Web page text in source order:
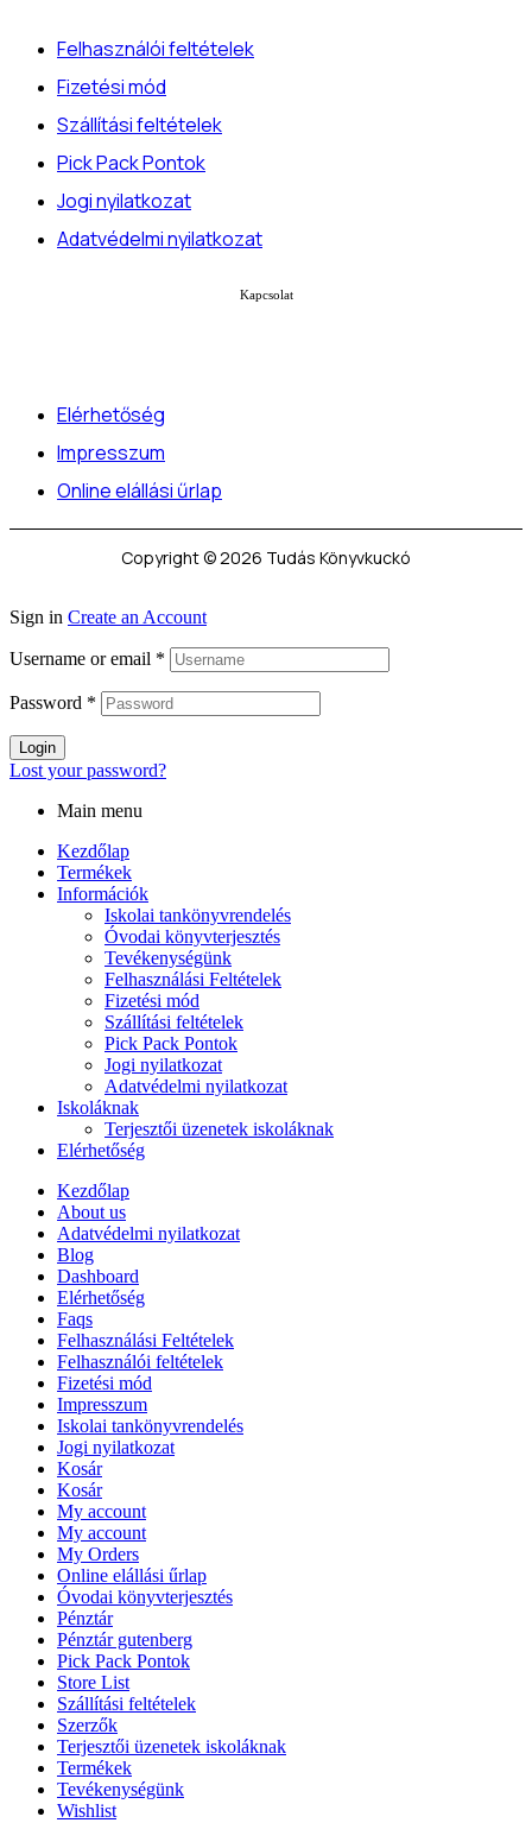
Felhasználói feltételek
Fizetési mód
Szállítási feltételek
Pick Pack Pontok
Jogi nyilatkozat
Adatvédelmi nyilatkozat
Kapcsolat
Elérhetőség
Impresszum
Online elállási űrlap
Copyright © 2026 Tudás Könyvkuckó
Sign in Create an Account
Username or email *
Password *
Login
Lost your password?
Main menu
Kezdőlap
Termékek
Információk
Iskolai tankönyvrendelés
Óvodai könyvterjesztés
Tevékenységünk
Felhasználási Feltételek
Fizetési mód
Szállítási feltételek
Pick Pack Pontok
Jogi nyilatkozat
Adatvédelmi nyilatkozat
Iskoláknak
Terjesztői üzenetek iskoláknak
Elérhetőség
Kezdőlap
About us
Adatvédelmi nyilatkozat
Blog
Dashboard
Elérhetőség
Faqs
Felhasználási Feltételek
Felhasználói feltételek
Fizetési mód
Impresszum
Iskolai tankönyvrendelés
Jogi nyilatkozat
Kosár
Kosár
My account
My account
My Orders
Online elállási űrlap
Óvodai könyvterjesztés
Pénztár
Pénztár gutenberg
Pick Pack Pontok
Store List
Szállítási feltételek
Szerzők
Terjesztői üzenetek iskoláknak
Termékek
Tevékenységünk
Wishlist